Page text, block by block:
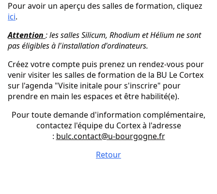
Pour avoir un aperçu des salles de formation, cliquez
ici.
Attention : les salles Silicum, Rhodium et Hélium ne sont
pas éligibles à l'installation d'ordinateurs.
Créez votre compte puis prenez un rendez-vous pour
venir visiter les salles de formation de la BU Le Cortex
sur l'agenda "Visite initale pour s'inscrire" pour
prendre en main les espaces et être habilité(e).
Pour toute demande d'information complémentaire,
contactez l'équipe du Cortex à l'adresse
: bulc.contact@u-bourgogne.fr
Retour